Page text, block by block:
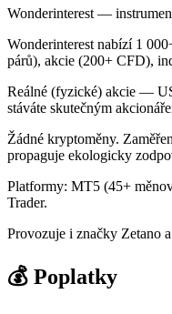
Wonderinterest —
Wonderinterest nabízí 1
párů), akcie (200+ CFD),
Reálné (fyzické) akcie —
stáváte skutečným
Žádné kryptoměny.
propaguje ekologicky
Platformy: MT5 (45+
Trader.
Provozuje i značky Zetano
💰 Poplatky